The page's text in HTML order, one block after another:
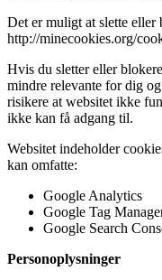
Det er muligt at slette
http://minecookies.org/
Hvis du sletter eller
mindre relevante for dig
risikere at websitet ikke
ikke kan få adgang til.
Websitet indeholder
kan omfatte:
Google Analytics
Google Tag
Google Search
Personoplysninger